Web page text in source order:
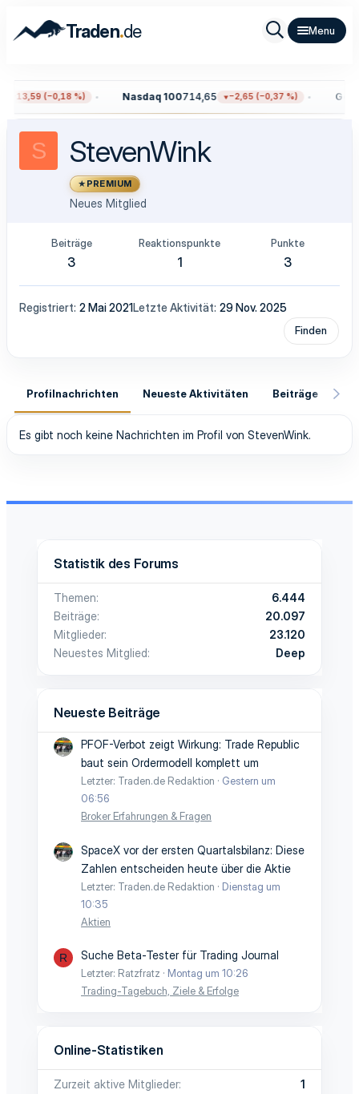
Traden.de
−13,59 (−0,18 %) Nasdaq 100714,65 −2,65 (−0,37 %) Gold
S StevenWink
PREMIUM
Neues Mitglied
Beiträge
3
Reaktionspunkte
1
Punkte
3
Registriert 2 Mai 2021Letzte Aktivität 29 Nov. 2025
Finden
Profilnachrichten Neueste Aktivitäten Beiträge
Es gibt noch keine Nachrichten im Profil von StevenWink.
Statistik des Forums
Themen
6.444
Beiträge
20.097
Mitglieder
23.120
Neuestes Mitglied
Deep
Neueste Beiträge
PFOF-Verbot zeigt Wirkung: Trade Republic
baut sein Ordermodell komplett um
Letzter: Traden.de Redaktion
Gestern um
06:56
Broker Erfahrungen & Fragen
SpaceX vor der ersten Quartalsbilanz: Diese
Zahlen entscheiden heute über die Aktie
Letzter: Traden.de Redaktion
Dienstag um
10:35
Aktien
R Suche Beta-Tester für Trading Journal
Letzter: Ratzfratz
Montag um 10:26
Trading-Tagebuch, Ziele & Erfolge
Online-Statistiken
Zurzeit aktive Mitglieder
1